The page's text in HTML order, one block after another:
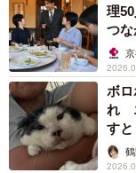
理
つ
ボ
れ
すと